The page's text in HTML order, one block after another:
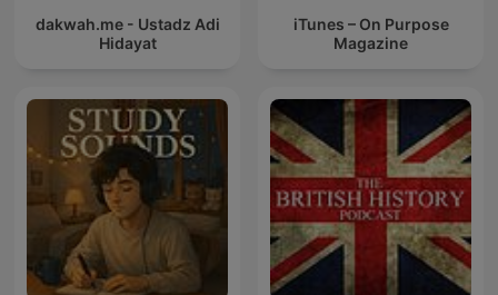
dakwah.me - Ustadz Adi
Hidayat
iTunes – On Purpose
Magazine